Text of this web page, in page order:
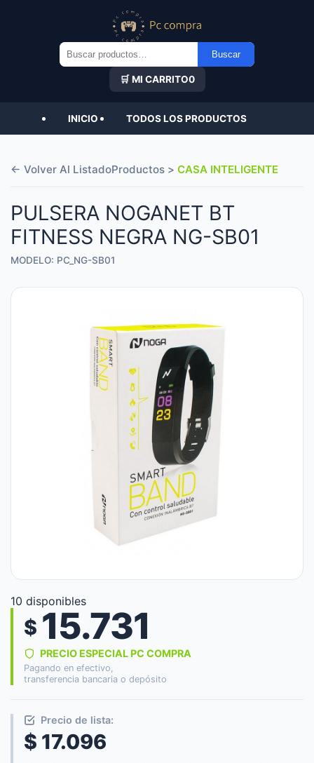
Buscar
por:
Buscar
🛒 MI CARRITO0
INICIO TODOS LOS PRODUCTOS
← Volver Al ListadoProductos > CASA INTELIGENTE
PULSERA NOGANET BT
FITNESS NEGRA NG-SB01
MODELO: PC_NG-SB01
10 disponibles
$ 15.731
PRECIO ESPECIAL PC COMPRA
Pagando en efectivo,
transferencia bancaria o depósito
Precio de lista:
$ 17.096